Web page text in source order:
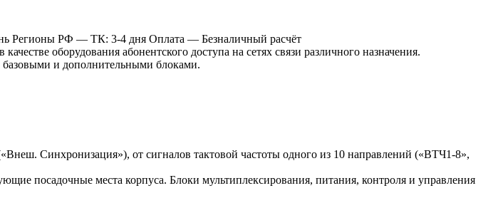
Регионы РФ — ТК: 3-4 дня Оплата — Безналичный расчёт
оборудования абонентского доступа на сетях связи различного назначения.
и дополнительными блоками.
Синхронизация»), от сигналов тактовой частоты одного из 10 направлений («ВТЧ1-8»,
посадочные места корпуса. Блоки мультиплексирования, питания, контроля и управления